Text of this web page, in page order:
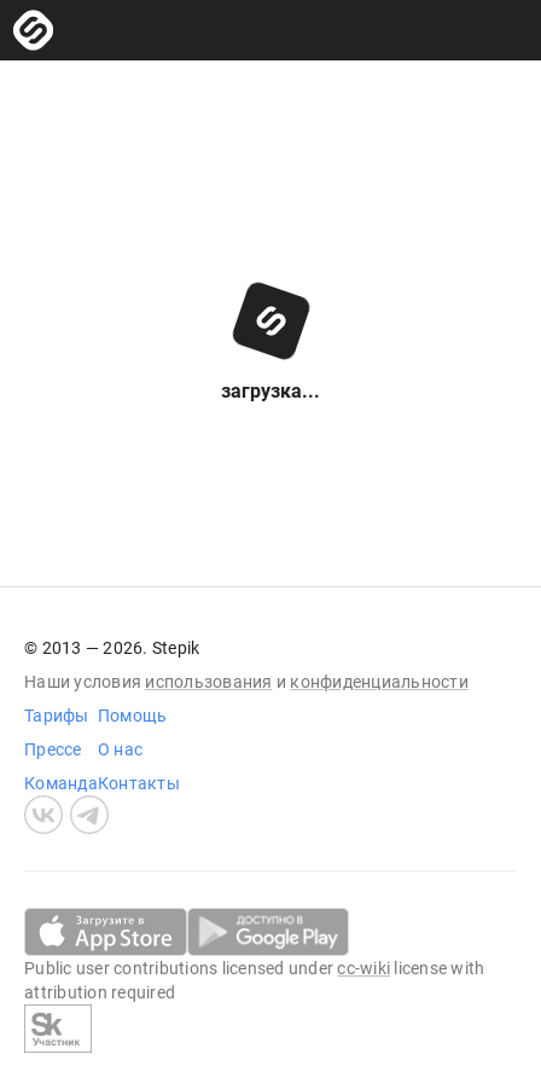
загрузка...
© 2013 — 2026. Stepik
Наши условия использования и конфиденциальности
Тарифы
Прессе
Команда
Помощь
О нас
Контакты
Public user contributions licensed undercc-wiki license with
attribution required